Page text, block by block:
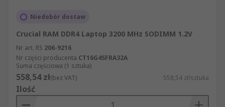
Niedobór dostaw
Crucial RAM DDR4 Laptop 3200 MHz SODIMM 1.2V
Nr art. RS 206-9216
Nr części producenta CT16G4SFRA32A
Suma częściowa (1 sztuka)
558,54 zł(bez VAT) 558,54 zł/sztuka
Ilość